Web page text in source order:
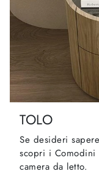
TOLO
Se desideri
scopri i
camera da letto.